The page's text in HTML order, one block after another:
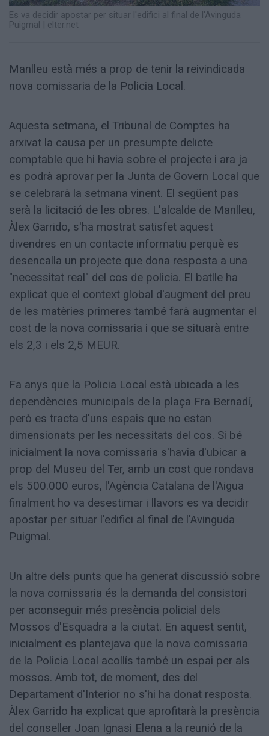
Es va decidir apostar per situar l'edifici al final de l'Avinguda
Puigmal | elter.net
Manlleu està més a prop de tenir la reivindicada
nova comissaria de la Policia Local.
Aquesta setmana, el Tribunal de Comptes ha
arxivat la causa per un presumpte delicte
comptable que hi havia sobre el projecte i ara ja
es podrà aprovar per la Junta de Govern Local que
se celebrarà la setmana vinent. El següent pas
serà la licitació de les obres. L'alcalde de Manlleu,
Àlex Garrido, s'ha mostrat satisfet aquest
divendres en un contacte informatiu perquè es
desencalla un projecte que dona resposta a una
"necessitat real" del cos de policia. El batlle ha
explicat que el context global d'augment del preu
de les matèries primeres també farà augmentar el
cost de la nova comissaria i que se situarà entre
els 2,3 i els 2,5 MEUR.
Fa anys que la Policia Local està ubicada a les
dependències municipals de la plaça Fra Bernadí,
però es tracta d'uns espais que no estan
dimensionats per les necessitats del cos. Si bé
inicialment la nova comissaria s'havia d'ubicar a
prop del Museu del Ter, amb un cost que rondava
els 500.000 euros, l'Agència Catalana de l'Aigua
finalment ho va desestimar i llavors es va decidir
apostar per situar l'edifici al final de l'Avinguda
Puigmal.
Un altre dels punts que ha generat discussió sobre
la nova comissaria és la demanda del consistori
per aconseguir més presència policial dels
Mossos d'Esquadra a la ciutat. En aquest sentit,
inicialment es plantejava que la nova comissaria
de la Policia Local acollís també un espai per als
mossos. Amb tot, de moment, des del
Departament d'Interior no s'hi ha donat resposta.
Àlex Garrido ha explicat que aprofitarà la presència
del conseller Joan Ignasi Elena a la reunió de la